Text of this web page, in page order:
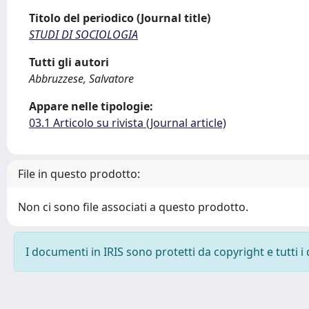
Titolo del periodico (Journal title)
STUDI DI SOCIOLOGIA
Tutti gli autori
Abbruzzese, Salvatore
Appare nelle tipologie:
03.1 Articolo su rivista (Journal article)
File in questo prodotto:
Non ci sono file associati a questo prodotto.
I documenti in IRIS sono protetti da copyright e tutti